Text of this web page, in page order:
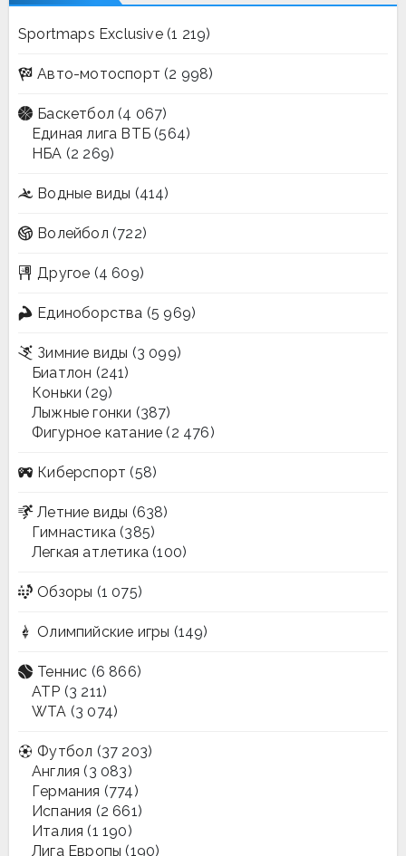
Sportmaps Exclusive(1 219)
Авто-мотоспорт (2 998)
Баскетбол (4 067)
Единая лига ВТБ (564)
НБА (2 269)
Водные виды (414)
Волейбол (722)
Другое (4 609)
Единоборства (5 969)
Зимние виды (3 099)
Биатлон (241)
Коньки (29)
Лыжные гонки (387)
Фигурное катание (2 476)
Киберспорт (58)
Летние виды (638)
Гимнастика (385)
Легкая атлетика (100)
Обзоры (1 075)
Олимпийские игры (149)
Теннис (6 866)
ATP (3 211)
WTA (3 074)
Футбол (37 203)
Англия (3 083)
Германия (774)
Испания (2 661)
Италия (1 190)
Лига Европы (190)